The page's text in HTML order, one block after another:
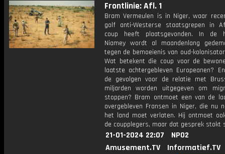
Frontlinie: Afl. 1
Bram Vermeulen is in Niger, waar
golf anti-Westerse staatsgrepen in
coup heeft plaatsgevonden. In de
Niamey wordt al maandenlang
tegen de bemoeienis van oud-
Wat betekent die coup voor de
laatste achtergebleven Europeanen?
de gevolgen voor de relatie met
miljarden worden uitgegeven om
stoppen? Bram ontmoet een van de
overgebleven Fransen in Niger, die nu
het land moet verlaten. Hij ontmoet
de coupplegers, maar dat gesprek stokt
21-01-2024 22:07
NPO2
Amusement.TV
Informatief.TV